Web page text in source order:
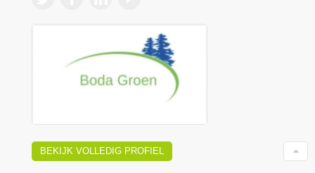
BEKIJK VOLLEDIG PROFIEL